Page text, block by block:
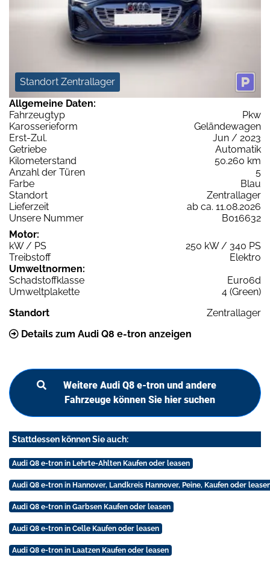
Standort Zentrallager
Allgemeine Daten:
Fahrzeugtyp
Pkw
Karosserieform
Geländewagen
Erst-Zul.
Jun / 2023
Getriebe
Automatik
Kilometerstand
50.260 km
Anzahl der Türen
5
Farbe
Blau
Standort
Zentrallager
Lieferzeit
ab ca. 11.08.2026
Unsere Nummer
B016632
Motor:
kW / PS
250 kW / 340 PS
Treibstoff
Elektro
Umweltnormen:
Schadstoffklasse
Euro6d
Umweltplakette
4 (Green)
Standort
Zentrallager
Details zum Audi Q8 e-tron anzeigen
Weitere Audi Q8 e-tron und andere
Fahrzeuge können Sie hier suchen
Stattdessen können Sie auch:
Audi Q8 e-tron in Lehrte-Ahlten Kaufen oder leasen
Audi Q8 e-tron in Hannover, Landkreis Hannover, Peine, Kaufen oder
Audi Q8 e-tron in Garbsen Kaufen oder leasen
Audi Q8 e-tron in Celle Kaufen oder leasen
Audi Q8 e-tron in Laatzen Kaufen oder leasen